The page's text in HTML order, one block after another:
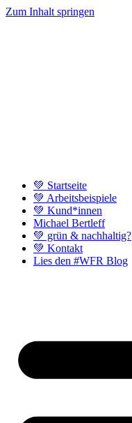
Zum Inhalt springen
💚 Startseite
💚 Arbeitsbeispiele
💚 Kund*innen
Michael Bertleff
💚 grün & nachhaltig?
💚 Kontakt
Lies den #WFR Blog